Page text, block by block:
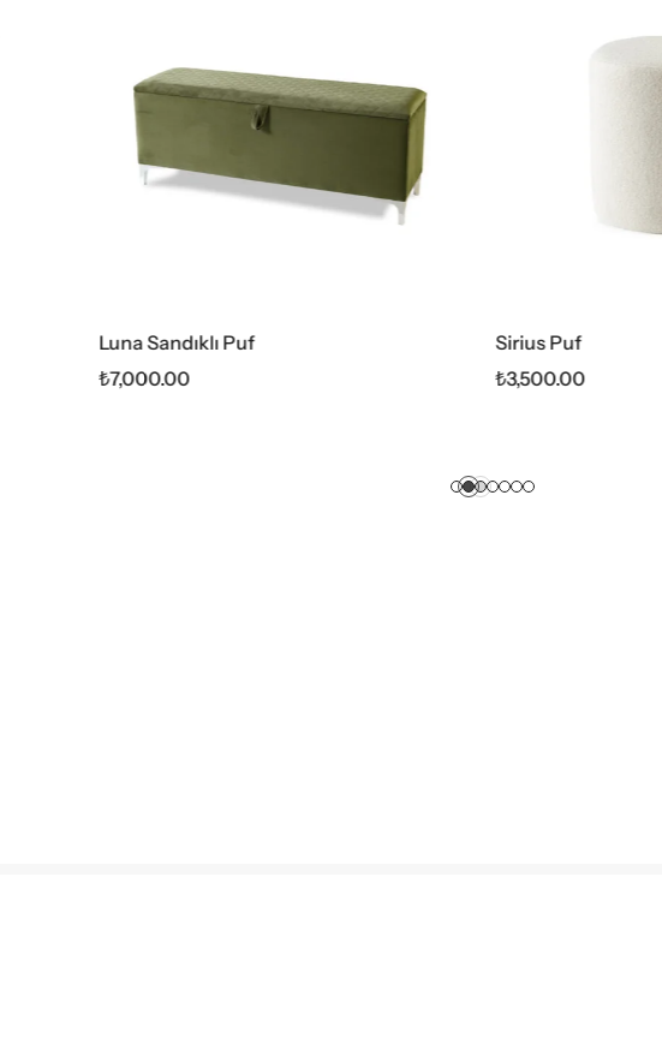
Sirius Puf
₺3,500.00
Profil Bench
₺6,000.00